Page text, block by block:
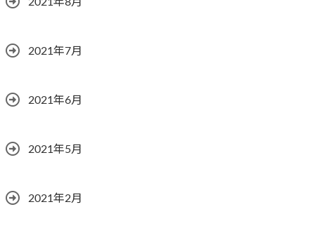
2021年7月
2021年6月
2021年5月
2021年2月